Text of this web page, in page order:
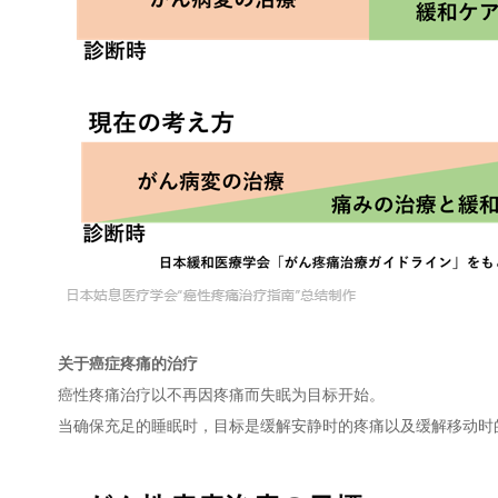
关于癌症疼痛的治疗
癌性疼痛治疗以不再因疼痛而失眠为目标开始。
当确保充足的睡眠时，目标是缓解安静时的疼痛以及缓解移动时